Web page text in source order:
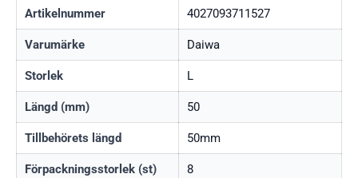
Artikelnummer 4027093711527
Varumärke Daiwa
Storlek L
Längd (mm) 50
Tillbehörets längd 50mm
Förpackningsstorlek (st) 8